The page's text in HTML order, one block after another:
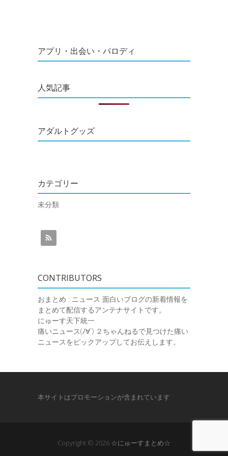
アプリ・出会い・パロディ
人気記事
アダルトグッズ
カテゴリー
未分類
CONTRIBUTORS
おまとめ : ニュース 面白いブログの新着情報を
まとめて配信するアンテナサイトです。
にゅーす天下統一
痛いニュース(ﾉ∀`) ２ちゃんねるで見つけた痛い
ニュースをピックアップしてお伝えします。
本サイトはプロモーションが含まれています
Copyright © 2026 ☆にゅーすまとめ☆